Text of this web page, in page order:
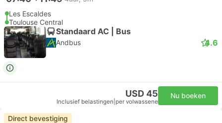
Les Escaldes
Toulouse Central
Standaard AC | Bus
Andbus 4.6
USD 45
Inclusief belastingen per volwassene
Nu boeken
Direct bevestiging